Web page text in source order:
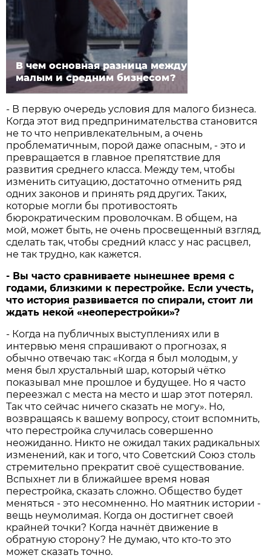
В чем основная разница между
малым и средним бизнесом?
- В первую очередь условия для малого бизнеса.
Когда этот вид предпринимательства становится
не то что непривлекательным, а очень
проблематичным, порой даже опасным, - это и
превращается в главное препятствие для
развития среднего класса. Между тем, чтобы
изменить ситуацию, достаточно отменить ряд
одних законов и принять ряд других. Таких,
которые могли бы противостоять
бюрократическим проволочкам. В общем, на
мой, может быть, не очень просвещенный взгляд,
сделать так, чтобы средний класс у нас расцвел,
не так трудно, как кажется.
- Вы часто сравниваете нынешнее время с
годами, близкими к перестройке. Если учесть,
что история развивается по спирали, стоит ли
ждать некой «неоперестройки»?
- Когда на публичных выступлениях или в
интервью меня спрашивают о прогнозах, я
обычно отвечаю так: «Когда я был молодым, у
меня был хрустальный шар, который чётко
показывал мне прошлое и будущее. Но я часто
переезжал с места на место и шар этот потерял.
Так что сейчас ничего сказать не могу». Но,
возвращаясь к вашему вопросу, стоит вспомнить,
что перестройка случилась совершенно
неожиданно. Никто не ожидал таких радикальных
изменений, как и того, что Советский Союз столь
стремительно прекратит своё существование.
Вспыхнет ли в ближайшее время новая
перестройка, сказать сложно. Общество будет
меняться - это несомненно. Но маятник истории -
вещь неумолимая. Когда он достигнет своей
крайней точки? Когда начнёт движение в
обратную сторону? Не думаю, что кто-то это
может сказать точно.